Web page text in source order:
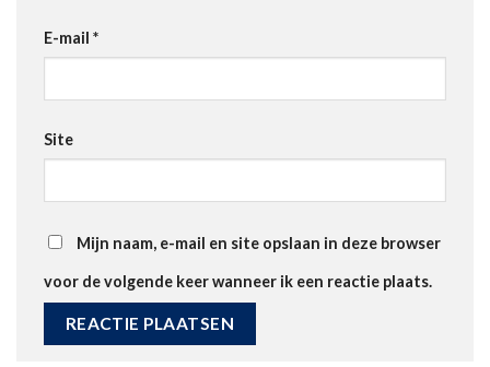
E-mail *
Site
Mijn naam, e-mail en site opslaan in deze browser
voor de volgende keer wanneer ik een reactie plaats.